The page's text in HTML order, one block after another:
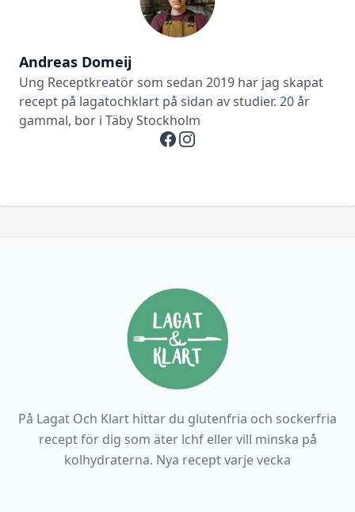
Andreas Domeij
Ung Receptkreatör som sedan 2019 har jag skapat
recept på lagatochklart på sidan av studier. 20 år
gammal, bor i Täby Stockholm
Facebook
Instagram
På Lagat Och Klart hittar du glutenfria och sockerfria
recept för dig som äter lchf eller vill minska på
kolhydraterna. Nya recept varje vecka